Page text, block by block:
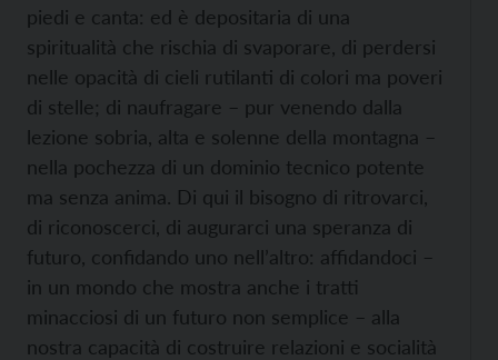
piedi e canta: ed è depositaria di una
spiritualità che rischia di svaporare, di perdersi
nelle opacità di cieli rutilanti di colori ma poveri
di stelle; di naufragare – pur venendo dalla
lezione sobria, alta e solenne della montagna –
nella pochezza di un dominio tecnico potente
ma senza anima. Di qui il bisogno di ritrovarci,
di riconoscerci, di augurarci una speranza di
futuro, confidando uno nell’altro: affidandoci –
in un mondo che mostra anche i tratti
minacciosi di un futuro non semplice – alla
nostra capacità di costruire relazioni e socialità